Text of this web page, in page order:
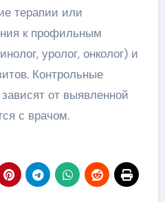
терапии или
к профильным
уролог, онколог) и
Контрольные
от выявленной
с врачом.